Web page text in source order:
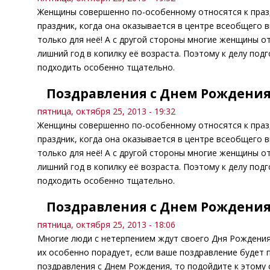
Женщины совершенно по-особенному относятся к
праздник, когда она оказывается в центре
только для неё! А с другой стороны многие женщины
лишний год в копилку её возраста. Поэтому к делу
подходить особенно тщательно.
Поздравления с Днем
пятница, октября 25, 2013 - 19:32
Женщины совершенно по-особенному относятся к
праздник, когда она оказывается в центре
только для неё! А с другой стороны многие женщины
лишний год в копилку её возраста. Поэтому к делу
подходить особенно тщательно.
Поздравления с Днем
пятница, октября 25, 2013 - 18:06
Многие люди с нетерпением ждут своего Дня
их особенно порадует, если ваше поздравление
поздравления с Днем Рождения, то подойдите к этому